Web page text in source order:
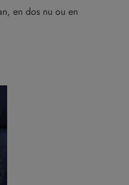
en dos nu ou en